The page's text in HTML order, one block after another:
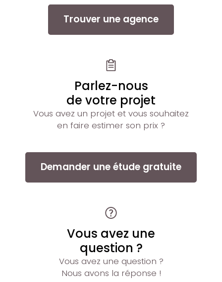
Trouver une agence
Parlez-nous
de votre projet
Vous avez un projet et vous souhaitez
en faire estimer son prix ?
Demander une étude gratuite
Vous avez une
question ?
Vous avez une question ?
Nous avons la réponse !